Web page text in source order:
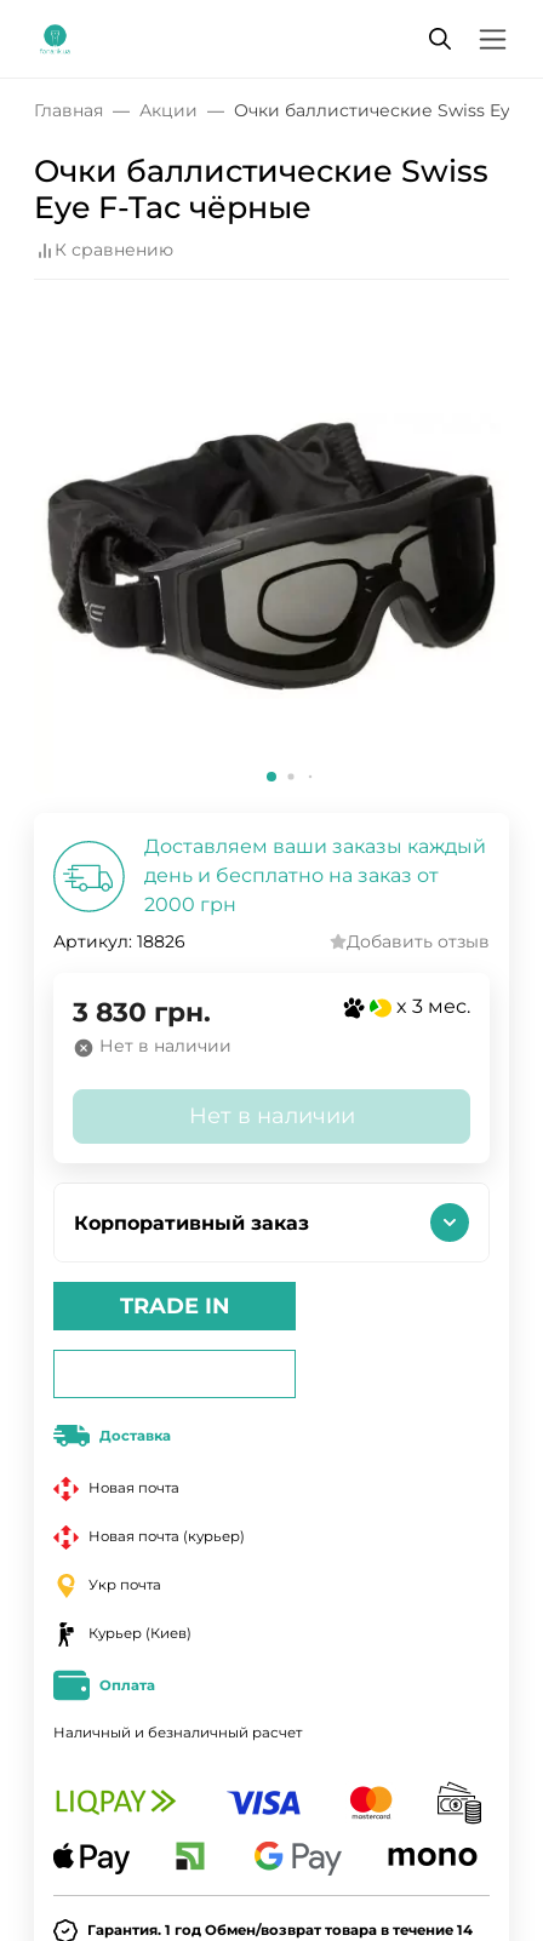
Главная Акции Очки баллистические Swiss Eye
Очки баллистические Swiss
Eye F-Tac чёрные
К сравнению
Доставляем ваши заказы каждый
день и бесплатно на заказ от
2000 грн
Артикул: 18826 Добавить отзыв
3 830 грн. x 3 мес.
Нет в наличии
Нет в наличии
Корпоративный заказ
TRADE IN
Доставка
Новая почта
Новая почта (курьер)
Укр почта
Курьер (Киев)
Оплата
Наличный и безналичный расчет
Гарантия. 1 год Обмен/возврат товара в течение 14